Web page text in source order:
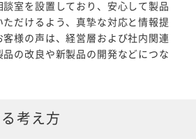
室を設置しており、安心して製品
だけるよう、真摯な対応と情報提
様の声は、経営層および社内関連
の改良や新製品の開発などにつな
考え方